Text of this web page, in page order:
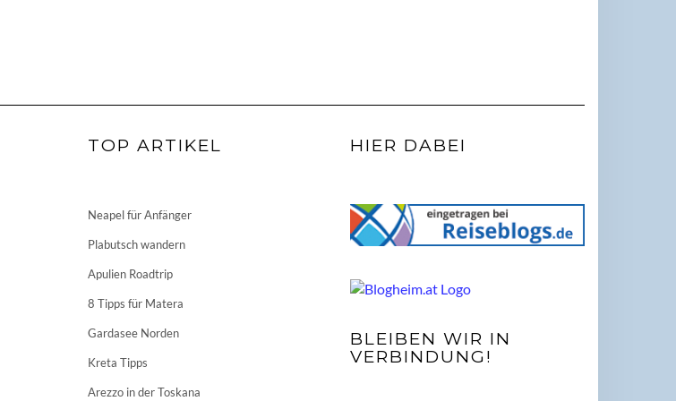
TOP ARTIKEL
Neapel für Anfänger
Plabutsch wandern
Apulien Roadtrip
8 Tipps für Matera
Gardasee Norden
Kreta Tipps
Arezzo in der Toskana
HIER DABEI
BLEIBEN WIR IN
VERBINDUNG!